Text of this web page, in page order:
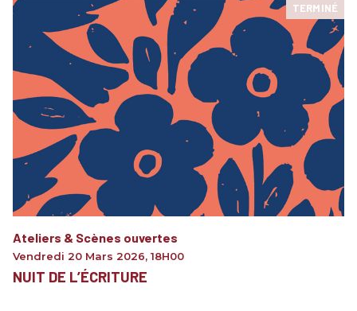
TERMINÉ
Ateliers & Scènes ouvertes
Vendredi 20 Mars 2026, 18H00
NUIT DE L’ÉCRITURE